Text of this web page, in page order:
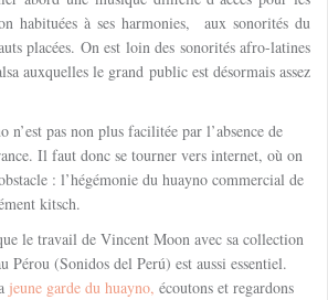
habituées à ses harmonies, aux sonorités du
placées. On est loin des sonorités afro-latines
auxquelles le grand public est désormais assez
n’est pas non plus facilitée par l’absence de
Il faut donc se tourner vers internet, où on
: l’hégémonie du huayno commercial de
kitsch.
le travail de Vincent Moon avec sa collection
Pérou (Sonidos del Perú) est aussi essentiel.
jeune garde du huayno, écoutons et regardons